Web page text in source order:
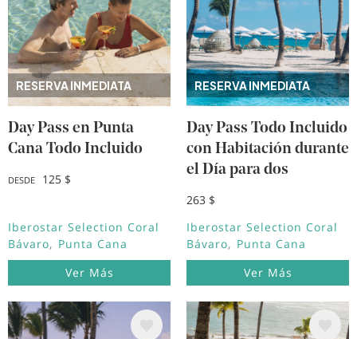
RESERVA INMEDIATA
Day Pass en Punta
Cana Todo Incluido
DESDE 125 $
Iberostar Selection Coral
Bávaro
Punta Cana
Ver Más
RESERVA INMEDIATA
Day Pass Todo Incluido
con Habitación durante
el Día para dos
263 $
Iberostar Selection Coral
Bávaro
Punta Cana
Ver Más
Image Image